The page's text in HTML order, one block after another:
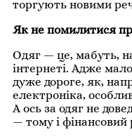
торгують новими
Як не помилитися
Одяг — це, мабуть,
інтернеті. Адже
дуже дороге, як,
електроніка,
А ось за одяг не
— тому і